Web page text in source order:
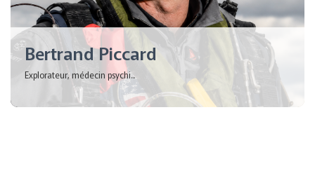
Bertrand Piccard
Explorateur, médecin psychi...